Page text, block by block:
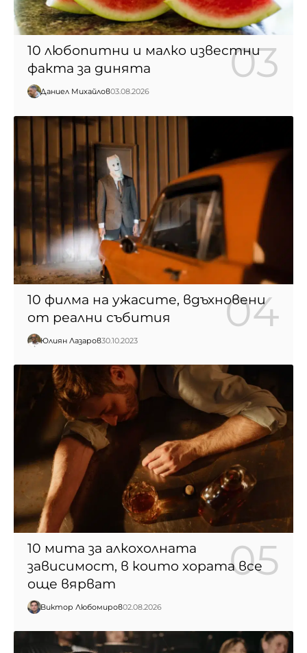
10 любопитни и малко известни
факта за динята
Даниел Михайлов03.08.2026
10 филма на ужасите, вдъхновени
от реални събития
Юлиян Лазаров30.10.2023
10 мита за алкохолната
зависимост, в които хората все
още вярват
Виктор Любомиров02.08.2026